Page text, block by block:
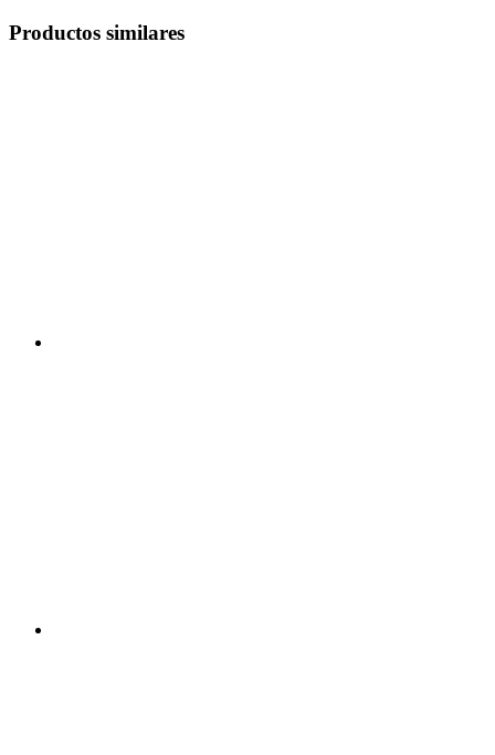
Productos similares